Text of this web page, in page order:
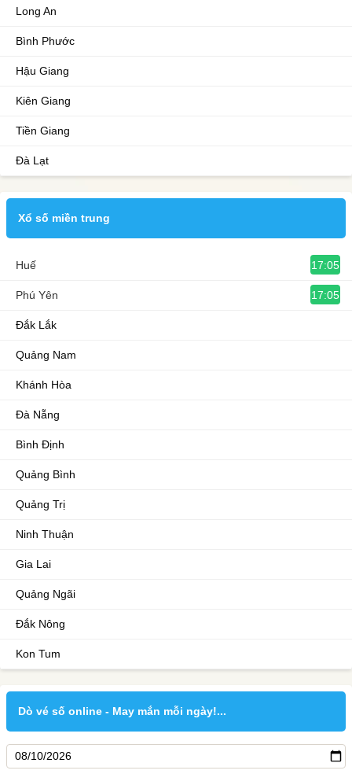
Long An
Bình Phước
Hậu Giang
Kiên Giang
Tiền Giang
Đà Lạt
Xổ số miền trung
Huế 17:05
Phú Yên 17:05
Đắk Lắk
Quảng Nam
Khánh Hòa
Đà Nẵng
Bình Định
Quảng Bình
Quảng Trị
Ninh Thuận
Gia Lai
Quảng Ngãi
Đắk Nông
Kon Tum
Dò vé số online - May mắn mỗi ngày!...